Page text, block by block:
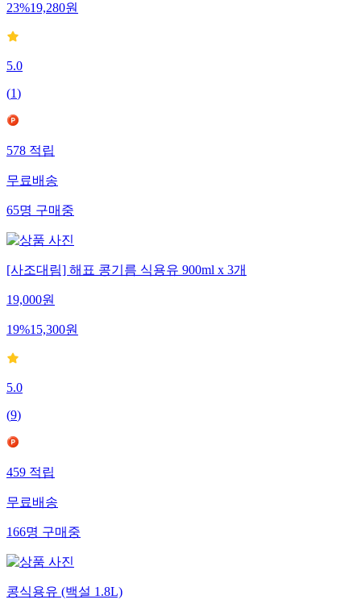
23%19,280원
5.0
(1)
578 적립
무료배송
65명 구매중
[사조대림] 해표 콩기름 식용유 900ml x 3개
19,000원
19%15,300원
5.0
(9)
459 적립
무료배송
166명 구매중
콩식용유 (백설 1.8L)